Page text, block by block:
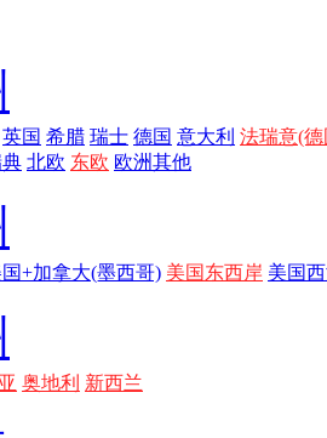
英国 希腊 瑞士 德国 意大利 法瑞意(德
北欧 东欧 欧洲其他
+加拿大(墨西哥) 美国东西岸 美国
奥地利 新西兰